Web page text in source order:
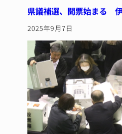
県議補選、開票始まる
2025年9月7日